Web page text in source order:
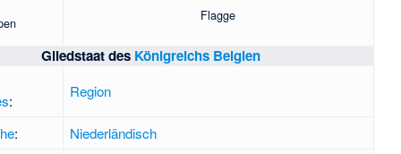
Flagge
Gliedstaat des Königreichs Belgien
:
Region
:
Niederländisch